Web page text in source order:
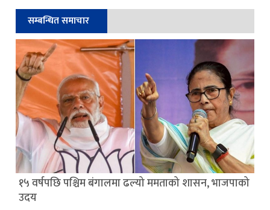
सम्बन्धित समाचार
१५ वर्षपछि पश्चिम बंगालमा ढल्यो ममताको शासन, भाजपाको
उदय